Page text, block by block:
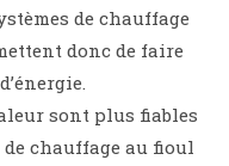
de chauffage
donc de faire
sont plus fiables
de chauffage au fioul